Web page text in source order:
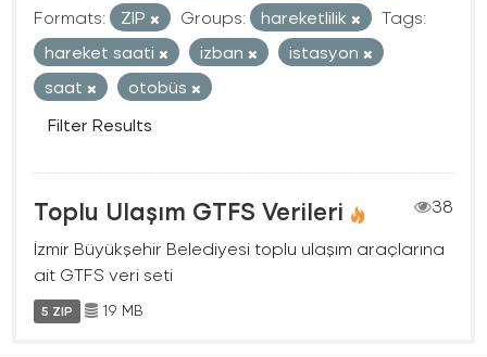
Formats:
ZIP Groups: hareketlilik
Tags:
hareket saati
izban
istasyon
saat
otobüs
Filter Results
Toplu Ulaşım GTFS Verileri
38
İzmir Büyükşehir Belediyesi toplu ulaşım araçlarına
ait GTFS veri seti
5 ZIP 19 MB